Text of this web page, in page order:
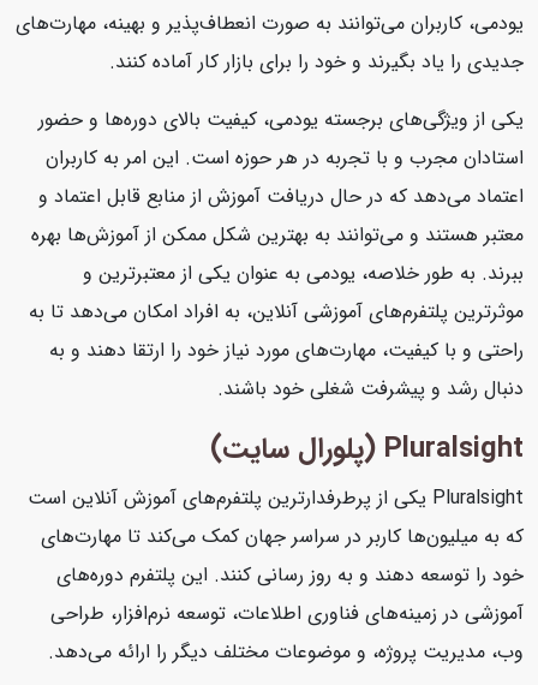
یودمی، کاربران می‌توانند به صورت انعطاف‌پذیر و بهینه، مهارت‌های
جدیدی را یاد بگیرند و خود را برای بازار کار آماده کنند.
یکی از ویژگی‌های برجسته یودمی، کیفیت بالای دوره‌ها و حضور
استادان مجرب و با تجربه در هر حوزه است. این امر به کاربران
اعتماد می‌دهد که در حال دریافت آموزش از منابع قابل اعتماد و
معتبر هستند و می‌توانند به بهترین شکل ممکن از آموزش‌ها بهره
ببرند. به طور خلاصه، یودمی به عنوان یکی از معتبرترین و
موثرترین پلتفرم‌های آموزشی آنلاین، به افراد امکان می‌دهد تا به
راحتی و با کیفیت، مهارت‌های مورد نیاز خود را ارتقا دهند و به
دنبال رشد و پیشرفت شغلی خود باشند.
Pluralsight (پلورال سایت)
Pluralsight یکی از پرطرفدارترین پلتفرم‌های آموزش آنلاین است
که به میلیون‌ها کاربر در سراسر جهان کمک می‌کند تا مهارت‌های
خود را توسعه دهند و به روز رسانی کنند. این پلتفرم دوره‌های
آموزشی در زمینه‌های فناوری اطلاعات، توسعه نرم‌افزار، طراحی
وب، مدیریت پروژه، و موضوعات مختلف دیگر را ارائه می‌دهد.